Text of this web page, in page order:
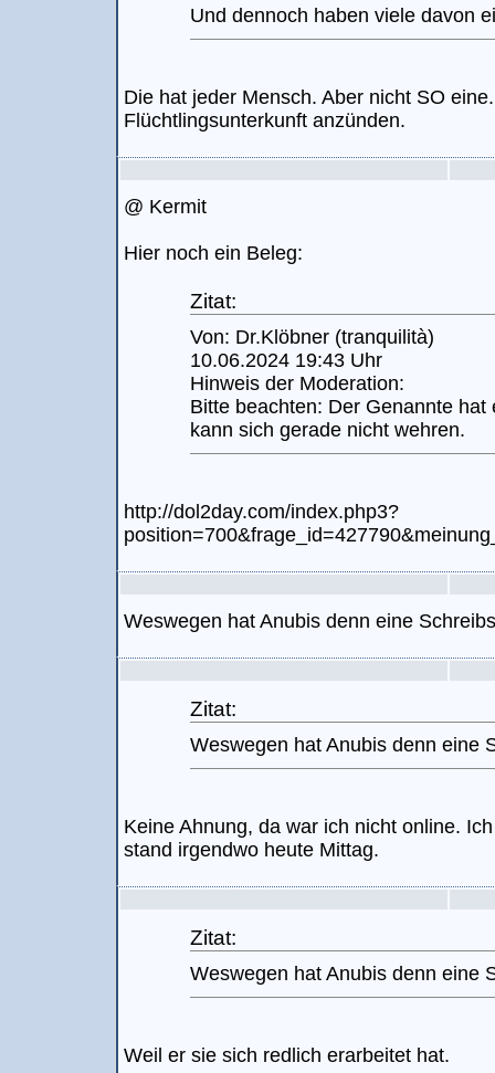
Und dennoch haben viele davon
Die hat jeder Mensch. Aber nicht SO
Flüchtlingsunterkunft anzünden.
@ Kermit
Hier noch ein Beleg:
Zitat:
Von: Dr.Klöbner (tranquilità)
10.06.2024 19:43 Uhr
Hinweis der Moderation:
Bitte beachten: Der Genannte
kann sich gerade nicht wehren.
http://dol2day.com/index.php3?
Weswegen hat Anubis denn eine
Zitat:
Weswegen hat Anubis denn eine
Keine Ahnung, da war ich nicht online.
stand irgendwo heute Mittag.
Zitat:
Weswegen hat Anubis denn eine
Weil er sie sich redlich erarbeitet hat.